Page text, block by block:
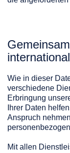
Wie in dieser
verschiedene
Erbringung
Ihrer Daten
Anspruch
Mit allen